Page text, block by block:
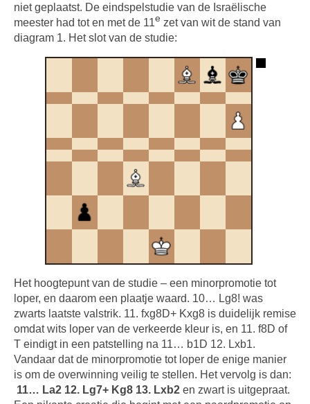
niet geplaatst. De eindspelstudie van de Israëlische
meester had tot en met de 11e zet van wit de stand van
diagram 1. Het slot van de studie:
Het hoogtepunt van de studie – een minorpromotie tot
loper, en daarom een plaatje waard. 10… Lg8! was
zwarts laatste valstrik. 11. fxg8D+ Kxg8 is duidelijk remise
omdat wits loper van de verkeerde kleur is, en 11. f8D of
T eindigt in een patstelling na 11… b1D 12. Lxb1.
Vandaar dat de minorpromotie tot loper de enige manier
is om de overwinning veilig te stellen. Het vervolg is dan:
11… La2 12. Lg7+ Kg8 13. Lxb2 en zwart is uitgepraat.